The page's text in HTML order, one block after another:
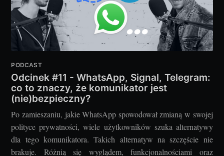
PODCAST
Odcinek #11 - WhatsApp, Signal, Telegram:
co to znaczy, że komunikator jest
(nie)bezpieczny?
Po zamieszaniu, jakie WhatsApp spowodował zmianą w swojej
polityce prywatności, wiele użytkowników szuka alternatywy
dla tego komunikatora. Takich alternatyw na szczęście nie
brakuje. Różnią się wyglądem, funkcjonalnościami oraz